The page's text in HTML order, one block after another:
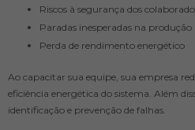
Riscos à segurança dos
Paradas inesperadas na produção
Perda de rendimento energético
Ao capacitar sua equipe, sua empresa
eficiência energética do sistema. Além
identificação e prevenção de falhas.